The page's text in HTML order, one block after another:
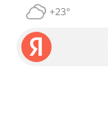
+23°